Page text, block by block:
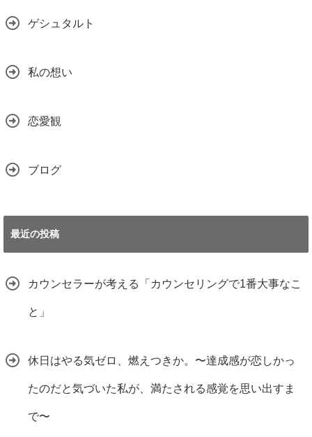
ゲシュタルト
私の想い
恋愛観
ブログ
最近の投稿
カウンセラーが考える「カウンセリングで1番大事なこ
と」
休日はやる気ゼロ、燃えつきか。〜達成感が恋しかっ
たのだと気づいた私が、満たされる感覚を思い出すま
で〜